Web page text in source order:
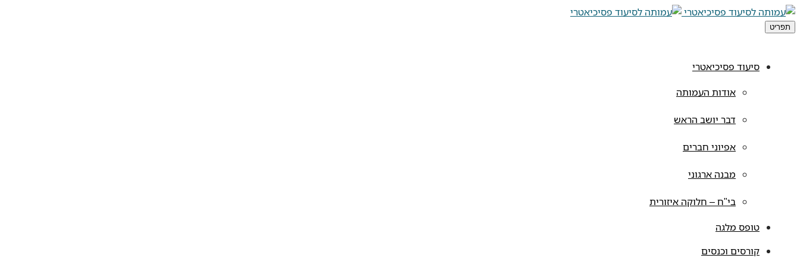
תפריט
סיעוד פסיכיאטרי
אודות העמותה
דבר יושב הראש
אפיוני חברים
מבנה ארגוני
בי"ח – חלוקה איזורית
טופס מלגה
קורסים וכנסים